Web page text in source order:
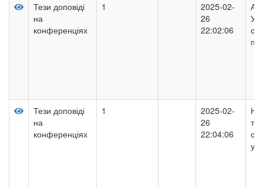
Тези доповіді
на
конференціях
1
2025-02-
26
22:02:06
Тези доповіді
на
конференціях
1
2025-02-
26
22:04:06